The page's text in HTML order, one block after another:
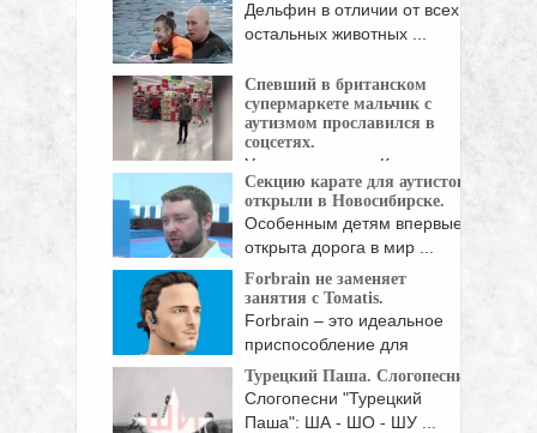
Дельфин в отличии от всех
остальных животных ...
Спевший в британском
супермаркете мальчик с
аутизмом прославился в
соцсетях.
У десятилетнего Калума
Кортни из британского
Базилдона ...
Секцию карате для аутистов
открыли в Новосибирске.
Особенным детям впервые
открыта дорога в мир ...
Forbrain не заменяет
занятия с Томаtis.
Forbrain – это идеальное
приспособление для
занятий ...
Турецкий Паша. Слогопесни.
Слогопесни "Турецкий
Паша": ША - ШО - ШУ ...